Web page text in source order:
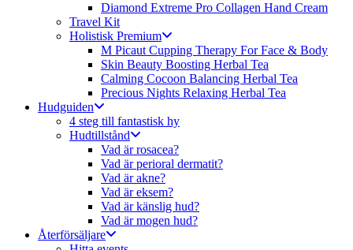
Diamond Extreme Pro Collagen Hand Cream
Travel Kit
Holistisk Premium
M Picaut Cupping Therapy For Face & Body
Skin Beauty Boosting Herbal Tea
Calming Cocoon Balancing Herbal Tea
Precious Nights Relaxing Herbal Tea
Hudguiden
4 steg till fantastisk hy
Hudtillstånd
Vad är rosacea?
Vad är perioral dermatit?
Vad är akne?
Vad är eksem?
Vad är känslig hud?
Vad är mogen hud?
Återförsäljare